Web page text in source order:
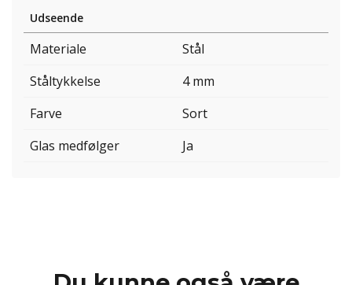
Udseende
Materiale
Stål
Ståltykkelse
4 mm
Farve
Sort
Glas medfølger
Ja